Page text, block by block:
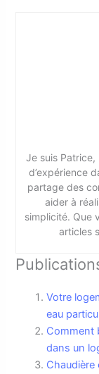
Je suis
d’expérience
partage des
aider à
simplicité. Que
articles
Votre
eau
Comment
dans un
Chaudière